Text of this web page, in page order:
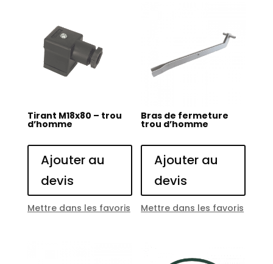
Tirant M18x80 – trou
d’homme
Ajouter au
devis
Mettre dans les favoris
Bras de fermeture
trou d’homme
Ajouter au
devis
Mettre dans les favoris